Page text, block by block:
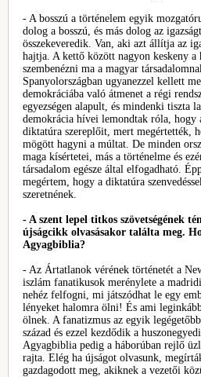
- A bosszú a történelem egyik
dolog a bosszú, és más dolog az
összekeveredik. Van, aki azt állítja az
hajtja. A kettő között nagyon keskeny
szembenézni ma a magyar
Spanyolországban ugyanezzel kellett
demokráciába való átmenet a régi
egyezségen alapult, és mindenki tiszta
demokrácia hívei lemondtak róla, hogy
diktatúra szereplőit, mert megértették,
mögött hagyni a múltat. De minden
maga kísértetei, más a történelme és
társadalom egésze által elfogadható.
megértem, hogy a diktatúra
szeretnének.
- A szent lepel titkos szövetségének
újságcikk olvasásakor találta meg.
Agyagbiblia?
- Az Ártatlanok vérének történetét a
iszlám fanatikusok merénylete a
nehéz felfogni, mi játszódhat le egy
lényeket halomra ölni! És ami
ölnek. A fanatizmus az egyik
század és ezzel kezdődik a
Agyagbiblia pedig a háborúban rejlő
rajta. Elég ha újságot olvasunk,
gazdagodott meg, akiknek a vezetői